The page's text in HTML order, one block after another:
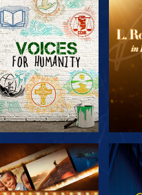
VERKEN DE SERIE